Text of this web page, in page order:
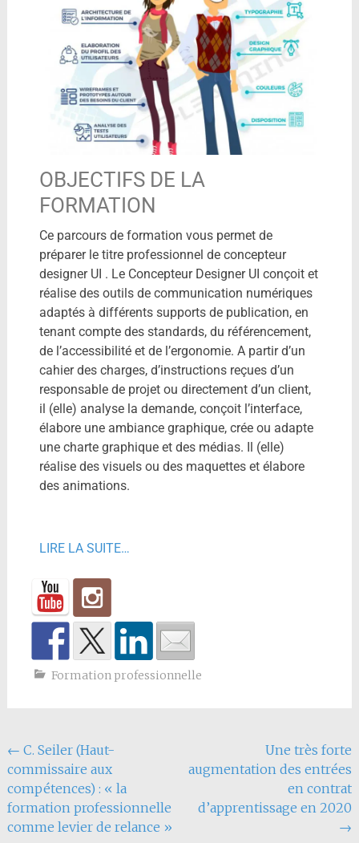
OBJECTIFS DE LA
FORMATION
Ce parcours de formation vous permet de
préparer le titre professionnel de concepteur
designer UI . Le Concepteur Designer UI conçoit et
réalise des outils de communication numériques
adaptés à différents supports de publication, en
tenant compte des standards, du référencement,
de l’accessibilité et de l’ergonomie. A partir d’un
cahier des charges, d’instructions reçues d’un
responsable de projet ou directement d’un client,
il (elle) analyse la demande, conçoit l’interface,
élabore une ambiance graphique, crée ou adapte
une charte graphique et des médias. Il (elle)
réalise des visuels ou des maquettes et élabore
des animations.
LIRE LA SUITE…
Formation professionnelle
← C. Seiler (Haut-
commissaire aux
compétences) : « la
formation professionnelle
comme levier de relance »
Une très forte
augmentation des entrées
en contrat
d’apprentissage en 2020
→